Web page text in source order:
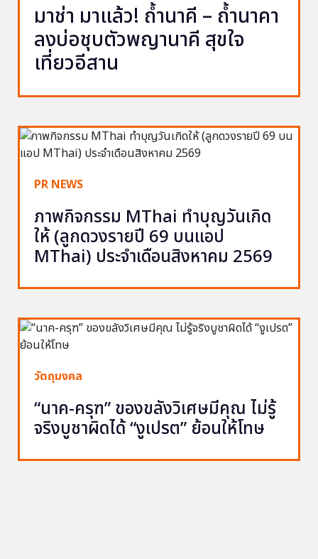
มาช่า มาแล้ว! ถ้ำนาคี – ถ้ำนาคา
ลงบ่อชุบตัวพญานาคี สุขใจ
เที่ยวอีสาน
PR NEWS
ภาพกิจกรรม MThai ทำบุญวันเกิด
ให้ (ลูกดวงรายปี 69 บนแอป
MThai) ประจำเดือนสิงหาคม 2569
วัตถุมงคล
“นาค-ครุฑ” ของขลังวิเศษมีคุณ ไม่รู้
จริงบูชาผิดได้ “งูเปรต” ย้อนให้โทษ